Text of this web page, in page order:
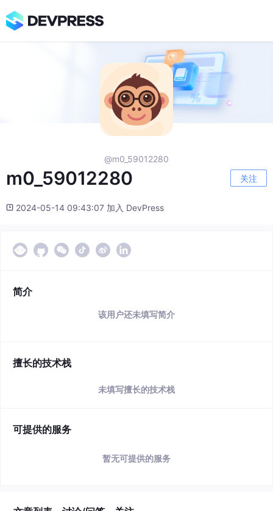
@m0_59012280
m0_59012280 关注
2024-05-14 09:43:07 加入 DevPress
简介
该用户还未填写简介
擅长的技术栈
未填写擅长的技术栈
可提供的服务
暂无可提供的服务